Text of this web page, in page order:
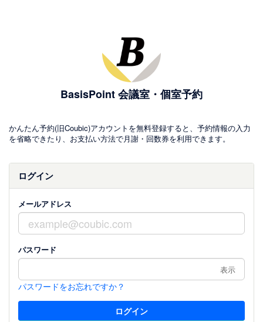
BasisPoint 会議室・個室予約
かんたん予約(旧Coubic)アカウントを無料登録すると、予約情報の入力
を省略できたり、お支払い方法で月謝・回数券を利用できます。
ログイン
メールアドレス
パスワード
表示
パスワードをお忘れですか？